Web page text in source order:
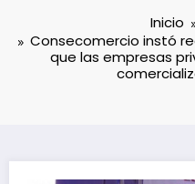
Inicio
Consecomercio instó
que las empresas